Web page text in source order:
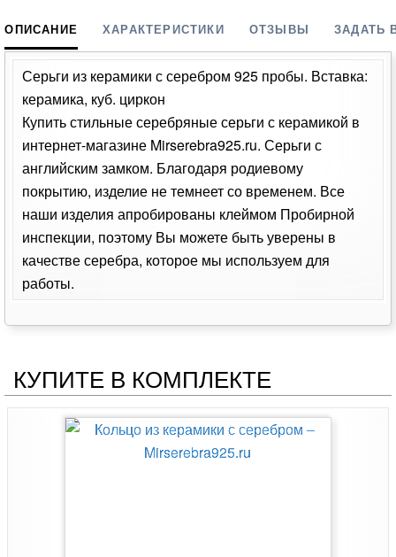
ОПИСАНИЕ ХАРАКТЕРИСТИКИ ОТЗЫВЫ ЗАДАТЬ
Серьги из керамики с серебром 925 пробы. Вставка:
керамика, куб. циркон
Купить стильные серебряные серьги с керамикой в
интернет-магазине Mirserebra925.ru. Серьги с
английским замком. Благодаря родиевому
покрытию, изделие не темнеет со временем. Все
наши изделия апробированы клеймом Пробирной
инспекции, поэтому Вы можете быть уверены в
качестве серебра, которое мы используем для
работы.
КУПИТЕ В КОМПЛЕКТЕ